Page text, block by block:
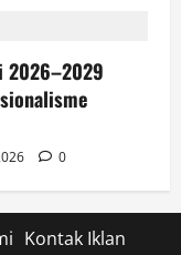
2026–2029
0
Kontak Iklan